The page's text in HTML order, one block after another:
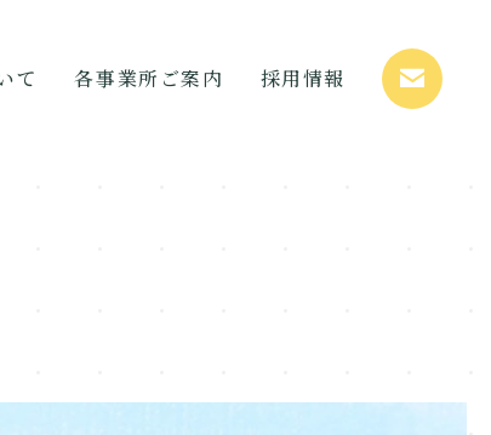
て 各事業所ご案内 採用情報